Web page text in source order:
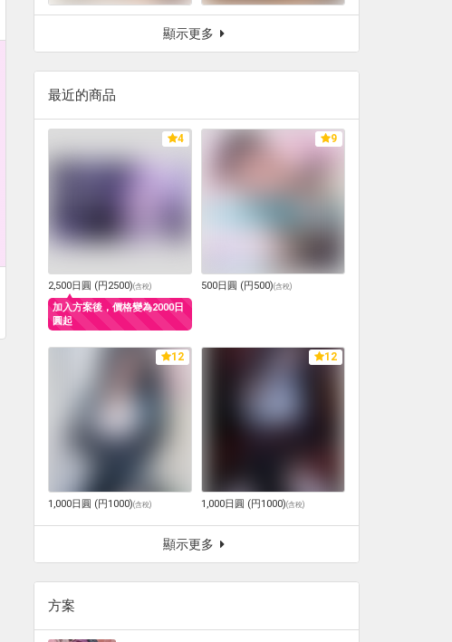
顯示更多
最近的商品
4
2,500日圓 (円2500)(含稅)
加入方案後，價格變為2000日
圓起
9
500日圓 (円500)(含稅)
12
1,000日圓 (円1000)(含稅)
12
1,000日圓 (円1000)(含稅)
顯示更多
方案